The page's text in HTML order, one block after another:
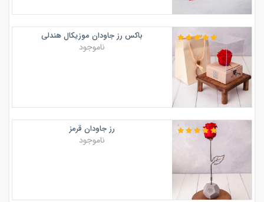
باکس رز جاودان موزیکال هندلی
ناموجود
رز جاودان قرمز
ناموجود